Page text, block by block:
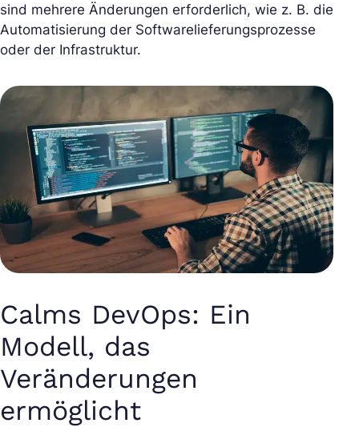
sind mehrere Änderungen erforderlich, wie z. B. die
Automatisierung der Softwarelieferungsprozesse
oder der Infrastruktur.
Calms DevOps: Ein
Modell, das
Veränderungen
ermöglicht